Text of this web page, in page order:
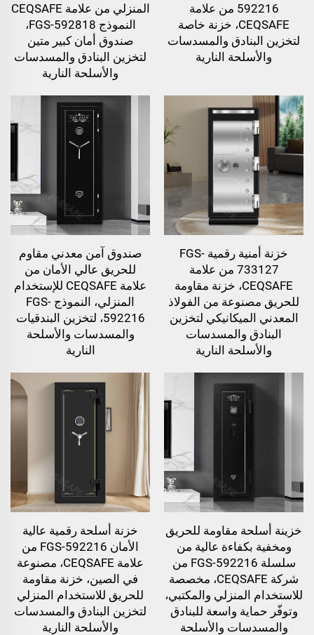
592216 من علامة
CEQSAFE، خزنة خاصة
لتخزين البنادق والمسدسات
والأسلحة النارية
المنزلي من علامة CEQSAFE
النموذج FGS-592818،
صندوق أمان كبير متين
لتخزين البنادق والمسدسات
والأسلحة النارية
خزنة أمنية رقمية FGS-
733127 من علامة
CEQSAFE، خزنة مقاومة
للحريق مصنوعة من الفولاذ
المعدني الميكانيكي لتخزين
البنادق والمسدسات
والأسلحة النارية
صندوق آمن معدني مقاوم
للحريق عالي الأمان من
علامة CEQSAFE للإستخدام
المنزلي، النموذج FGS-
592216، لتخزين البندقيات
والمسدسات والأسلحة
النارية
خزينة أسلحة مقاومة للحريق
ومخفية بكفاءة عالية من
سلسلة FGS-592216 من
شركة CEQSAFE، مخصصة
للاستخدام المنزلي والمكتبي،
وتوفّر حماية واسعة للبنادق
والمسدسات والأسلحة
خزنة أسلحة رقمية عالية
الأمان FGS-592216 من
علامة CEQSAFE، مصنوعة
في الصين، خزنة مقاومة
للحريق للاستخدام المنزلي
لتخزين البنادق والمسدسات
والأسلحة النارية